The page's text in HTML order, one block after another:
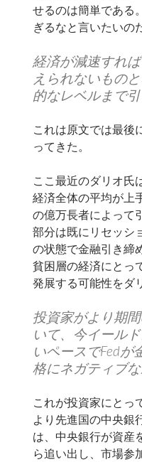
せるのは簡単である
ぎるなと言いたいの
経済が減速すれ
えられないもの
的なレベルまで引
これは原文では最後
ってきた。
ここ最近のダリオ氏
経済全体の平均が上
の億万長者によって
部分は既にリセッシ
の状態で金融引き締
貧困層の経済にとっ
発展する可能性をダ
投資家がより期
いて、今イール
いペースでFed
格にネガティブ
これが投資家にとっ
より先進国の中央銀
は、中央銀行が資産
ら追い出し、市場参